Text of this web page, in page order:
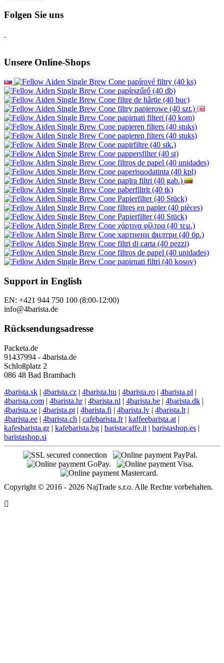
Folgen Sie uns
Unsere Online-Shops
Support in English
EN: +421 944 750 100 (8:00-12:00)
info@4barista.de
Rücksendungsadresse
Packeta.de
91437994 - 4barista.de
Schloßplatz 2
086 48 Bad Brambach
4barista.sk | 4barista.cz | 4barista.hu | 4barista.ro | 4barista.pl |
4barista.com | 4barista.hr| 4barista.nl | 4barista.be | 4barista.dk |
4barista.se | 4barista.pt | 4barista.fi | 4barista.lv | 4barista.lt |
4barista.ee | 4barista.ch | cafebarista.fr| kaffeebarista.at |
kafesbarista.gr| kafebarista.bg | baristacaffe.it | baristashop.es |
baristashop.si
Copyright © 2016 - 2026 NajTrade s.r.o. Alle Rechte vorbehalten.